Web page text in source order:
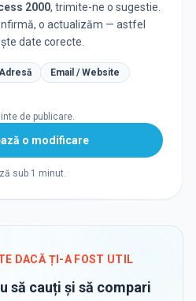
2000, trimite-ne o sugestie.
o actualizăm — astfel
date corecte.
Email / Website
de publicare.
o modificare
sub 1 minut.
DACĂ ȚI-A FOST UTIL
să cauți și să compari